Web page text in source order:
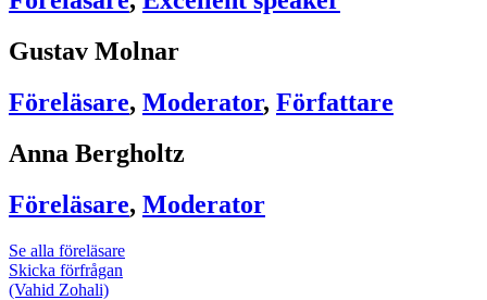
Gustav Molnar
Föreläsare, Moderator, Författare
Anna Bergholtz
Föreläsare, Moderator
Se alla föreläsare
Skicka förfrågan
(Vahid Zohali)